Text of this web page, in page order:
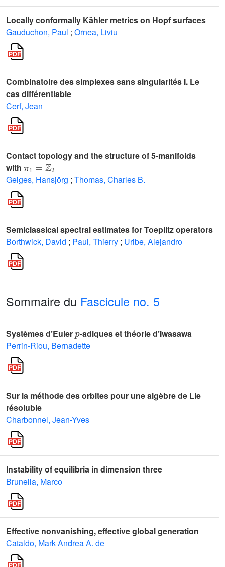
Locally conformally Kähler metrics on Hopf surfaces
Gauduchon, Paul ; Ornea, Liviu
Combinatoire des simplexes sans singularités I. Le
cas différentiable
Cerf, Jean
Contact topology and the structure of 5-manifolds
with
π1=ℤ2
Geiges, Hansjörg ; Thomas, Charles B.
Semiclassical spectral estimates for Toeplitz operators
Borthwick, David ; Paul, Thierry ; Uribe, Alejandro
Sommaire du Fascicule no. 5
Systèmes d’Euler -adiques et théorie d’Iwasawa
Perrin-Riou, Bernadette
Sur la méthode des orbites pour une algèbre de Lie
résoluble
Charbonnel, Jean-Yves
Instability of equilibria in dimension three
Brunella, Marco
Effective nonvanishing, effective global generation
Cataldo, Mark Andrea A. de